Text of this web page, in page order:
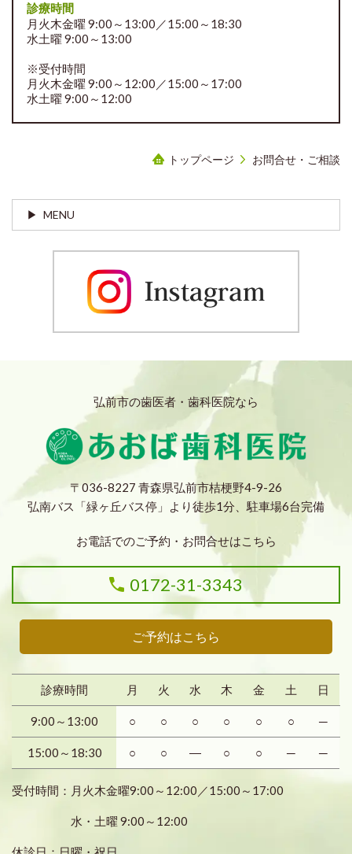
診療時間
月火木金曜 9:00～13:00／15:00～18:30
水土曜 9:00～13:00
※受付時間
月火木金曜 9:00～12:00／15:00～17:00
水土曜 9:00～12:00
トップページ お問合せ・ご相談
MENU
弘前市の歯医者・歯科医院なら
〒036-8227 青森県弘前市桔梗野4-9-26
弘南バス「緑ヶ丘バス停」より徒歩1分、駐車場6台完備
お電話でのご予約・お問合せはこちら
0172-31-3343
ご予約はこちら
診療時間 月 火 水 木 金 土 日
9:00～13:00 ○ ○ ○ ○ ○ ○ ─
15:00～18:30 ○ ○ ― ○ ○ ─ ─
受付時間：月火木金曜9:00～12:00／15:00～17:00
水・土曜 9:00～12:00